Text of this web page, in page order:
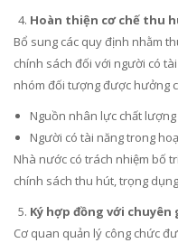
Hoàn thiện cơ chế thu
Bổ sung các quy định nhằm
chính sách đối với người có
nhóm đối tượng được hưởng
Nguồn nhân lực chất
Người có tài năng trong
Nhà nước có trách nhiệm bố
chính sách thu hút, trọng
Ký hợp đồng với
Cơ quan quản lý công chức